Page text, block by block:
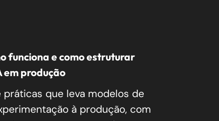
funciona e como estruturar
em produção
que leva modelos de
à produção, com